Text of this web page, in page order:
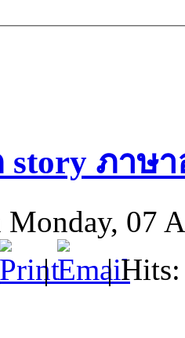
ภาษา
Monday, 07
| | Hits: